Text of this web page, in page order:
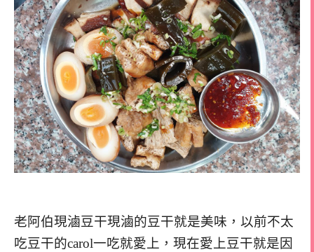
老阿伯現滷豆干現滷的豆干就是美味，以前不太
吃豆干的carol一吃就愛上，現在愛上豆干就是因